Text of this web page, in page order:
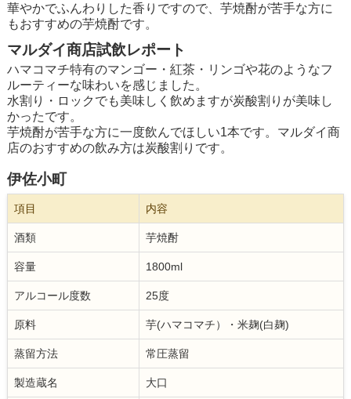
華やかでふんわりした香りですので、芋焼酎が苦手な方に
もおすすめの芋焼酎です。
マルダイ商店試飲レポート
ハマコマチ特有のマンゴー・紅茶・リンゴや花のようなフ
ルーティーな味わいを感じました。
水割り・ロックでも美味しく飲めますが炭酸割りが美味し
かったです。
芋焼酎が苦手な方に一度飲んでほしい1本です。マルダイ商
店のおすすめの飲み方は炭酸割りです。
伊佐小町
項目 内容
酒類 芋焼酎
容量 1800ml
アルコール度数 25度
原料 芋(ハマコマチ）・米麹(白麹)
蒸留方法 常圧蒸留
製造蔵名 大口